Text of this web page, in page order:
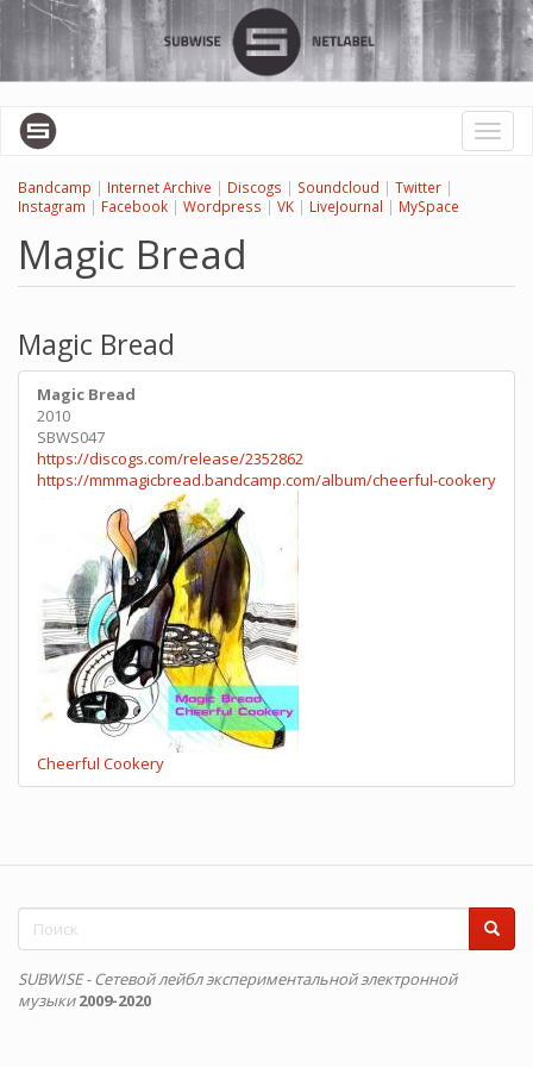
Перейти
основному
содержанию
Toggle
Bandcamp | Internet Archive | Discogs | Soundcloud | Twitter |
Instagram | Facebook | Wordpress | VK | LiveJournal | MySpace
Magic Bread
Magic Bread
Magic Bread
2010
SBWS047
https://discogs.com/release/2352862
https://mmmagicbread.bandcamp.com/album/cheerful-cookery
Cheerful Cookery
Форма
поиска
SUBWISE - Сетевой лейбл экспериментальной электронной
музыки 2009-2020